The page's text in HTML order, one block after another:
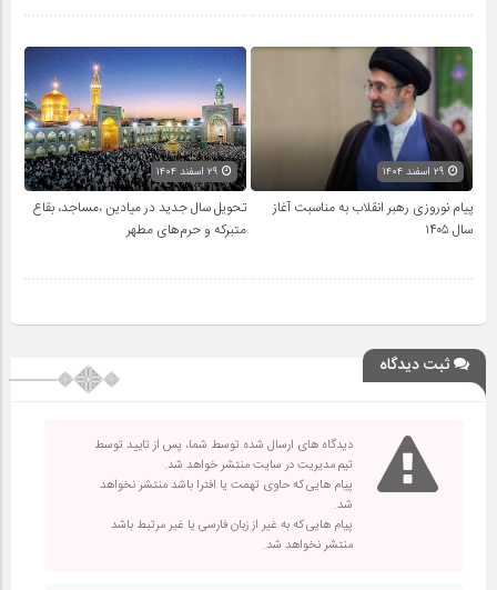
پیام نوروزی رهبر انقلاب به مناسبت آغاز
سال ۱۴۰۵
تحویل سال‌ جدید در میادین ،مساجد، بقاع
متبرکه‌ و حرم‌های‌ مطهر
ثبت دیدگاه
دیدگاه های ارسال شده توسط شما، پس از تایید توسط
تیم مدیریت در سایت منتشر خواهد شد.
پیام هایی که حاوی تهمت یا افترا باشد منتشر نخواهد
شد.
پیام هایی که به غیر از زبان فارسی یا غیر مرتبط باشد
منتشر نخواهد شد.